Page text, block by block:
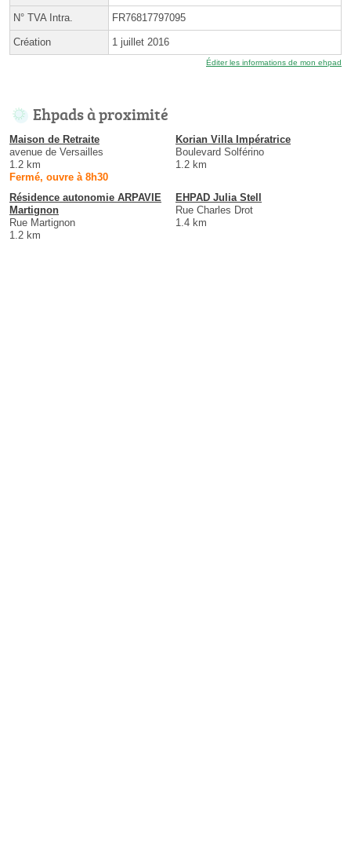
N° TVA Intra. FR76817797095
Création 1 juillet 2016
Éditer les informations de mon ehpad
Ehpads à proximité
Maison de Retraite
avenue de Versailles
1.2 km
Fermé, ouvre à 8h30
Korian Villa Impératrice
Boulevard Solférino
1.2 km
Résidence autonomie ARPAVIE
Martignon
Rue Martignon
1.2 km
EHPAD Julia Stell
Rue Charles Drot
1.4 km